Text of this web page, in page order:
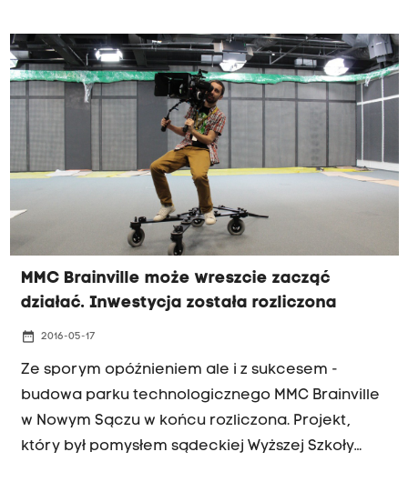
doniesień do prokuratury i CBA.
MMC Brainville może wreszcie zacząć
działać. Inwestycja została rozliczona
date_range 2016-05-17
Ze sporym opóźnieniem ale i z sukcesem -
budowa parku technologicznego MMC Brainville
w Nowym Sączu w końcu rozliczona. Projekt,
który był pomysłem sądeckiej Wyższej Szkoły